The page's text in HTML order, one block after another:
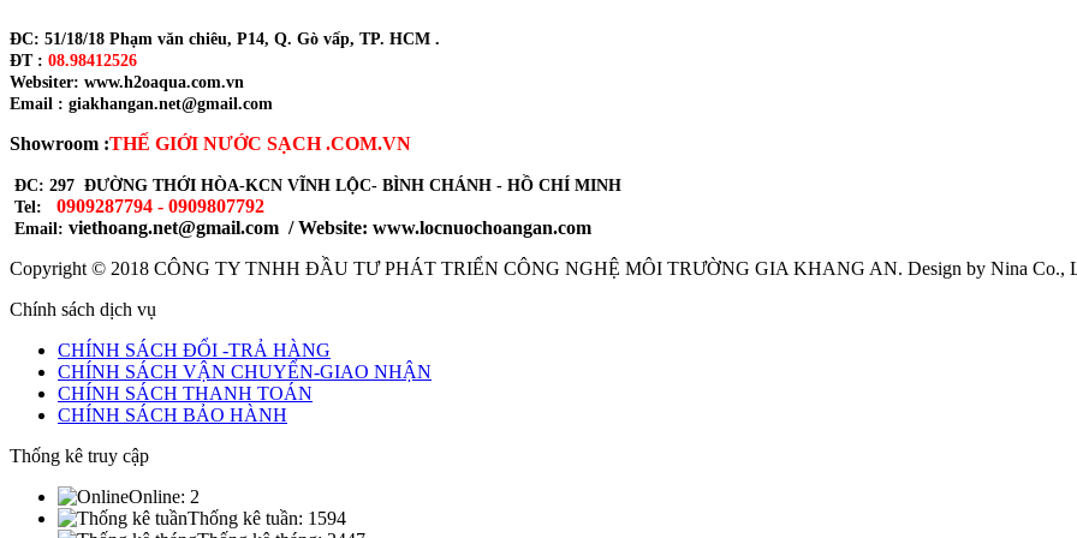
ĐC: 51/18/18 Phạm văn chiêu, P14, Q. Gò vấp, TP. HCM .
ĐT : 08.98412526
Websiter: www.h2oaqua.com.vn
Email : giakhangan.net@gmail.com
Showroom :THẾ GIỚI NƯỚC SẠCH .COM.VN
ĐC: 297 ĐƯỜNG THỚI HÒA-KCN VĨNH LỘC- BÌNH CHÁNH - HỒ CHÍ MINH
Tel:
0909287794 - 0909807792
Email: viethoang.net@gmail.com / Website: www.locnuochoangan.com
Copyright © 2018 CÔNG TY TNHH ĐẦU TƯ PHÁT TRIỂN CÔNG NGHỆ MÔI TRƯỜNG GIA KHANG AN. Design by Nina Co.,
Chính sách dịch vụ
CHÍNH SÁCH ĐỔI -TRẢ HÀNG
CHÍNH SÁCH VẬN CHUYỂN-GIAO NHẬN
CHÍNH SÁCH THANH TOÁN
CHÍNH SÁCH BẢO HÀNH
Thống kê truy cập
Online: 2
Thống kê tuần: 1594